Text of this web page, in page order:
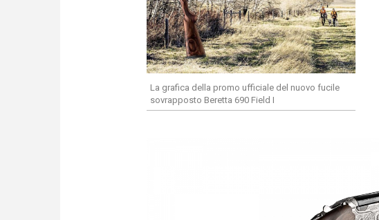
La grafica della promo ufficiale del nuovo fucile
sovrapposto Beretta 690 Field I